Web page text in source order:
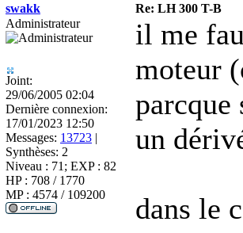
swakk
Re: LH 300 T-B
Administrateur
Joint:
29/06/2005 02:04
Dernière connexion:
17/01/2023 12:50
Messages: 13723 |
Synthèses: 2
Niveau : 71; EXP : 82
HP : 708 / 1770
MP : 4574 / 109200
il me
moteur
parcque
un
dans le